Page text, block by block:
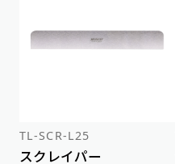
TL-SCR-L25
スクレイパー